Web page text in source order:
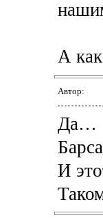
А
Автор:
Да…
И